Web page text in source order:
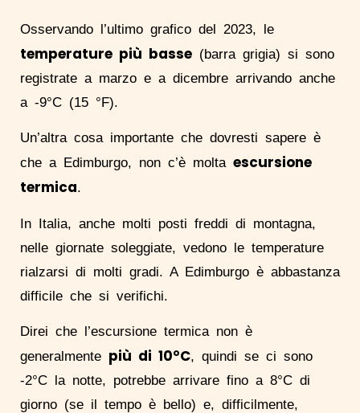
Osservando l’ultimo grafico del 2023, le
temperature più basse (barra grigia) si sono
registrate a marzo e a dicembre arrivando anche
a -9°C (15 °F).
Un’altra cosa importante che dovresti sapere è
che a Edimburgo, non c’è molta escursione
termica.
In Italia, anche molti posti freddi di montagna,
nelle giornate soleggiate, vedono le temperature
rialzarsi di molti gradi. A Edimburgo è abbastanza
difficile che si verifichi.
Direi che l’escursione termica non è
generalmente più di 10°C, quindi se ci sono
-2°C la notte, potrebbe arrivare fino a 8°C di
giorno (se il tempo è bello) e, difficilmente,